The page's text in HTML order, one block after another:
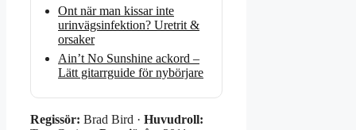
Ont när man kissar inte
urinvägsinfektion? Uretrit &
orsaker
Ain’t No Sunshine ackord –
Lätt gitarrguide för nybörjare
Regissör: Brad Bird · Huvudroll: